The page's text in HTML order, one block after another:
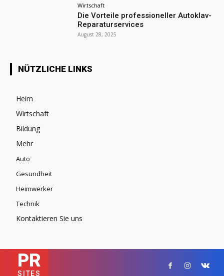
Wirtschaft
Die Vorteile professioneller Autoklav-
Reparaturservices
August 28, 2025
NÜTZLICHE LINKS
Heim
Wirtschaft
Bildung
Mehr
Auto
Gesundheit
Heimwerker
Technik
Kontaktieren Sie uns
PR
SITES